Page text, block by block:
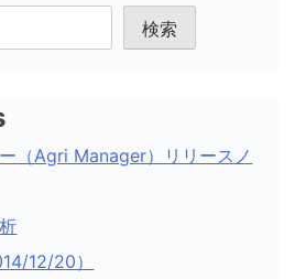
検索
（Agri Manager）リリースノ
12/20）